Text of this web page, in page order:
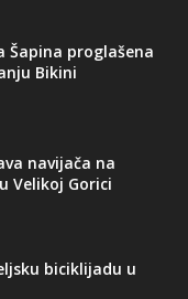
Šapina proglašena
Bikini
navijača na
Velikoj Gorici
biciklijadu u